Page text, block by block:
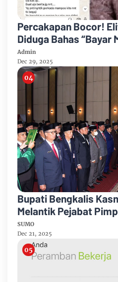
Percakapan Bocor!
Diduga Bahas “Bayar
Dukung Kebijakan
Admin
Dec 29, 2025
Bupati Bengkalis
Melantik Pejabat
Pratama
SUMO
Dec 21, 2025